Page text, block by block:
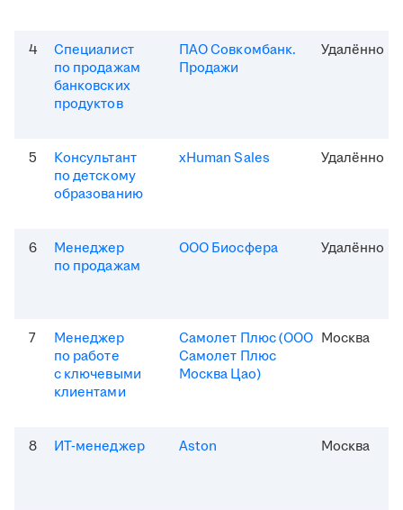
4
Специалист
по продажам
банковских
продуктов
ПАО Совкомбанк.
Продажи
Удалённо
5
Консультант
по детскому
образованию
xHuman Sales Удалённо
6
Менеджер
по продажам
ООО Биосфера Удалённо
7
Менеджер
по работе
с ключевыми
клиентами
Самолет Плюс (ООО
Самолет Плюс
Москва Цао)
Москва
8 ИТ-менеджер Aston Москва